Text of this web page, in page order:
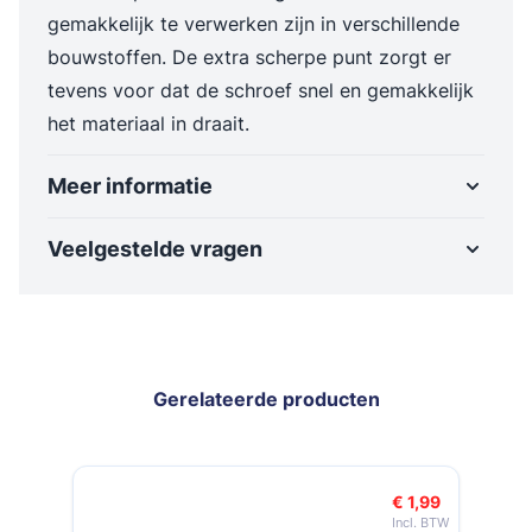
gemakkelijk te verwerken zijn in verschillende
bouwstoffen. De extra scherpe punt zorgt er
tevens voor dat de schroef snel en gemakkelijk
het materiaal in draait.
Meer informatie
Veelgestelde vragen
Gerelateerde producten
Navigeren door de elementen van de carrousel is mogelijk met
Druk om carrousel over te slaan
Druk op om naar carrouselnavigatie te gaan